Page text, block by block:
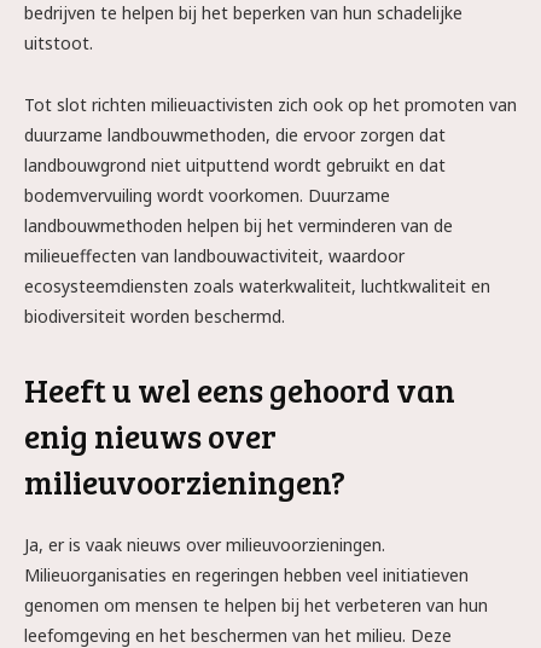
bedrijven te helpen bij het beperken van hun schadelijke
uitstoot.
Tot slot richten milieuactivisten zich ook op het promoten van
duurzame landbouwmethoden, die ervoor zorgen dat
landbouwgrond niet uitputtend wordt gebruikt en dat
bodemvervuiling wordt voorkomen. Duurzame
landbouwmethoden helpen bij het verminderen van de
milieueffecten van landbouwactiviteit, waardoor
ecosysteemdiensten zoals waterkwaliteit, luchtkwaliteit en
biodiversiteit worden beschermd.
Heeft u wel eens gehoord van
enig nieuws over
milieuvoorzieningen?
Ja, er is vaak nieuws over milieuvoorzieningen.
Milieuorganisaties en regeringen hebben veel initiatieven
genomen om mensen te helpen bij het verbeteren van hun
leefomgeving en het beschermen van het milieu. Deze